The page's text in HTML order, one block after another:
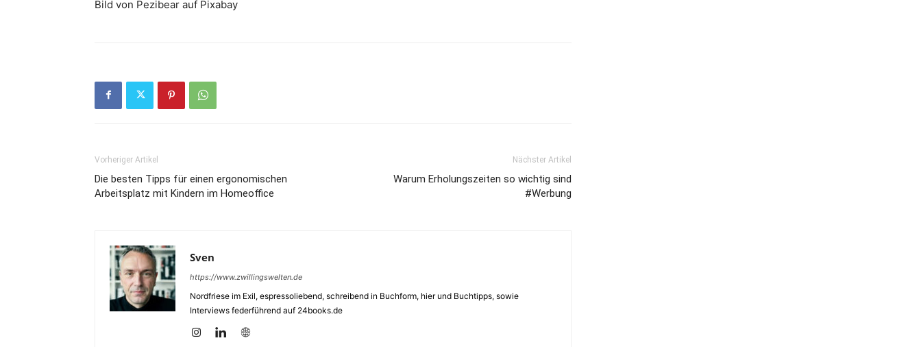
Bild von Pezibear auf Pixabay
Vorheriger Artikel
Die besten Tipps für einen ergonomischen
Arbeitsplatz mit Kindern im Homeoffice
Nächster Artikel
Warum Erholungszeiten so wichtig sind
#Werbung
Sven
https://www.zwillingswelten.de
Nordfriese im Exil, espressoliebend, schreibend in Buchform, hier und Buchtipps, sowie
Interviews federführend auf 24books.de